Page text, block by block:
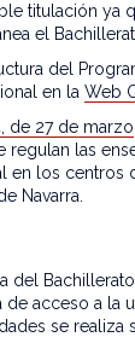
titulación ya
el
del
en la Web
de 27 de marzo
regulan las
en los centros
Navarra.
del Bachillerato
acceso a la
se realiza